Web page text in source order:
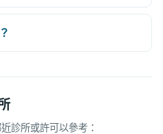
診所或許可以參考：